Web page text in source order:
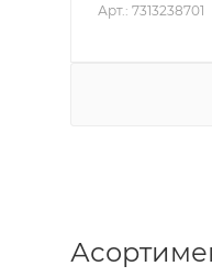
Арт.: 7313238701